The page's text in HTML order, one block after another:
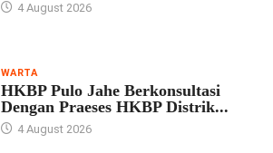
4 August 2026
WARTA
HKBP Pulo Jahe Berkonsultasi
Dengan Praeses HKBP Distrik...
4 August 2026